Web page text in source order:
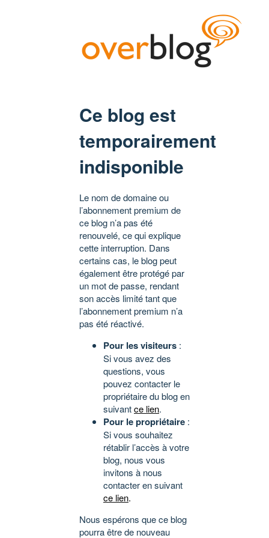
Ce blog est
temporairement
indisponible
Le nom de domaine ou
l’abonnement premium de
ce blog n’a pas été
renouvelé, ce qui explique
cette interruption. Dans
certains cas, le blog peut
également être protégé par
un mot de passe, rendant
son accès limité tant que
l’abonnement premium n’a
pas été réactivé.
Pour les visiteurs :
Si vous avez des
questions, vous
pouvez contacter le
propriétaire du blog en
suivantce lien.
Pour le propriétaire :
Si vous souhaitez
rétablir l’accès à votre
blog, nous vous
invitons à nous
contacter en suivant
ce lien.
Nous espérons que ce blog
pourra être de nouveau